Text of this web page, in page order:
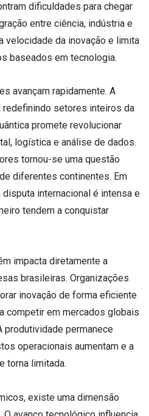
dificuldades para chegar
entre ciência, indústria e
velocidade da inovação e limita
baseados em tecnologia.
avançam rapidamente. A
setores inteiros da
promete revolucionar
logística e análise de dados.
tornou-se uma questão
diferentes continentes. Em
internacional é intensa e
tendem a conquistar
impacta diretamente a
brasileiras. Organizações
inovação de forma eficiente
competir em mercados globais
produtividade permanece
operacionais aumentam e a
torna limitada.
existe uma dimensão